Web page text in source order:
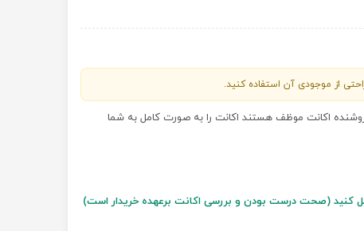
از موجودی آن استفاده کنید.
اکانت موظف هستند اکانت را به صورت کامل به شما
کنید (صحت درست بودن و بررسی اکانت برعهده خریدار است)